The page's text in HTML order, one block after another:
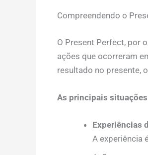
Compreendendo o
O Present Perfect, por
ações que ocorreram
resultado no presente,
As principais
Experiências
A experiência